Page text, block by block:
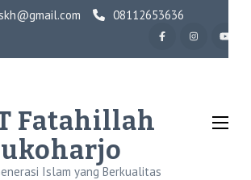
08112653636
Fatahillah
Islam yang Berkualitas